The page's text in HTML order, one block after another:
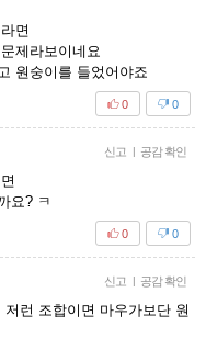
면
제라보이네요
원숭이를 들었어야죠
0
0
신고 | 공감 확인
요? ㅋ
0
0
신고 | 공감 확인
런 조합이면 마우가보단 원